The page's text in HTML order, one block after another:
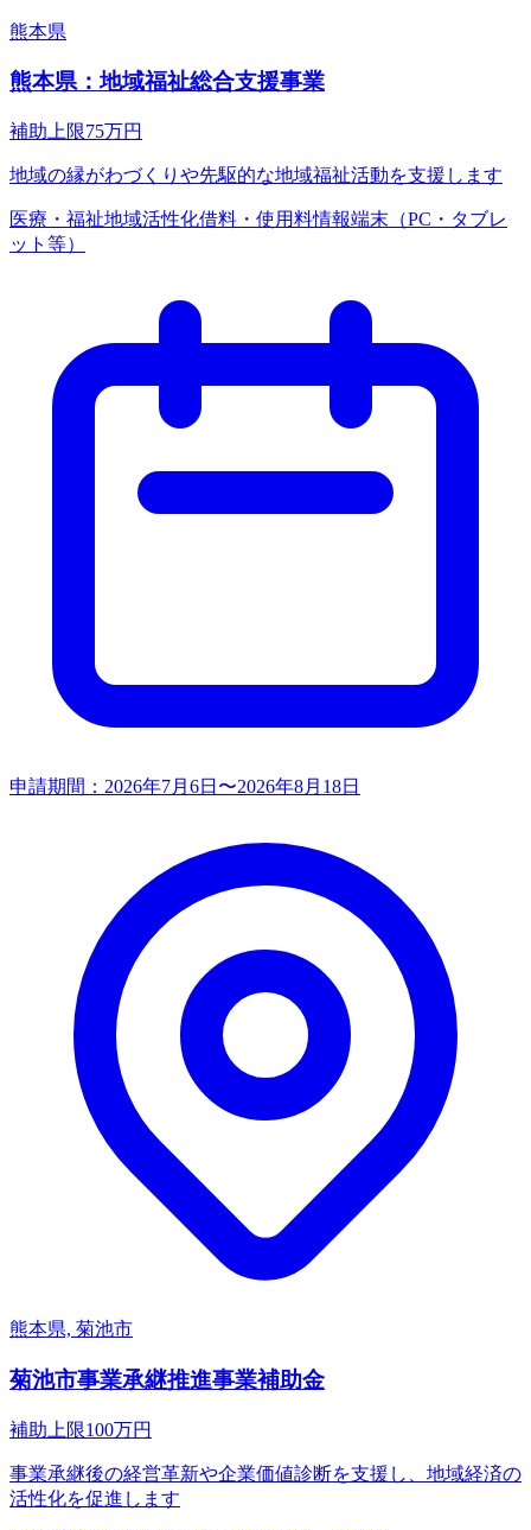
熊本県
熊本県：地域福祉総合支援事業
補助上限75万円
地域の縁がわづくりや先駆的な地域福祉活動を支援します
医療・福祉地域活性化借料・使用料情報端末（PC・タブレ
ット等）
申請期間： 2026年7月6日〜2026年8月18日
熊本県, 菊池市
菊池市事業承継推進事業補助金
補助上限100万円
事業承継後の経営革新や企業価値診断を支援し、地域経済の
活性化を促進します